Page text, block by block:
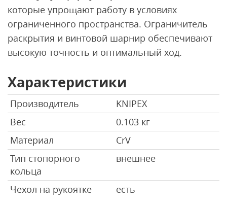
которые упрощают работу в условиях
ограниченного пространства. Ограничитель
раскрытия и винтовой шарнир обеспечивают
высокую точность и оптимальный ход.
Характеристики
Производитель
KNIPEX
Вес
0.103 кг
Материал
CrV
Тип стопорного
кольца
внешнее
Чехол на рукоятке есть